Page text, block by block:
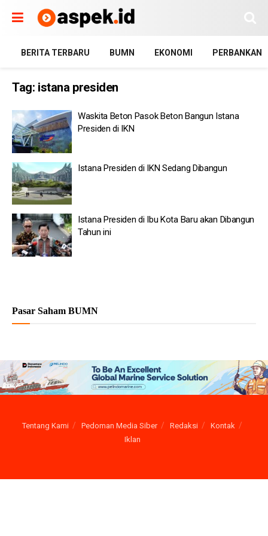
BERITA TERBARU BUMN EKONOMI PERBANKAN
Tag: istana presiden
Waskita Beton Pasok Beton Bangun Istana
Presiden di IKN
Istana Presiden di IKN Sedang Dibangun
Istana Presiden di Ibu Kota Baru akan Dibangun
Tahun ini
Pasar Saham BUMN
Tentang Kami Pedoman Media Siber Redaksi
Kontak
Iklan